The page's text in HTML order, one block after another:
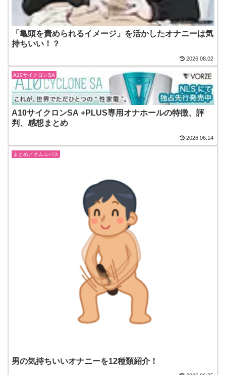
「亀頭を責められるイメージ」を活かしたオナニーは気
持ちいい！？
2026.08.02
A10サイクロンSA
A10サイクロンSA +PLUS専用オナホールの特徴、評
判、感想まとめ
2026.06.14
まとめ／オムニバス
男の気持ちいいオナニーを12種類紹介！